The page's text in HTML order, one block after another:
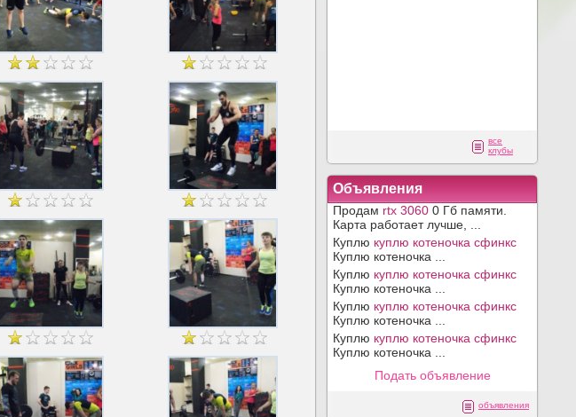
все
клубы
Объявления
Продам rtx 3060 0 Гб памяти.
Карта работает лучше, ...
Куплю куплю котеночка сфинкс
Куплю котеночка ...
Куплю куплю котеночка сфинкс
Куплю котеночка ...
Куплю куплю котеночка сфинкс
Куплю котеночка ...
Куплю куплю котеночка сфинкс
Куплю котеночка ...
Подать объявление
объявления